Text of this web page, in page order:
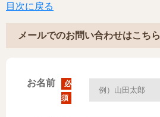
目次に戻る
メールでのお問い合わせはこちら
お名前
必
須